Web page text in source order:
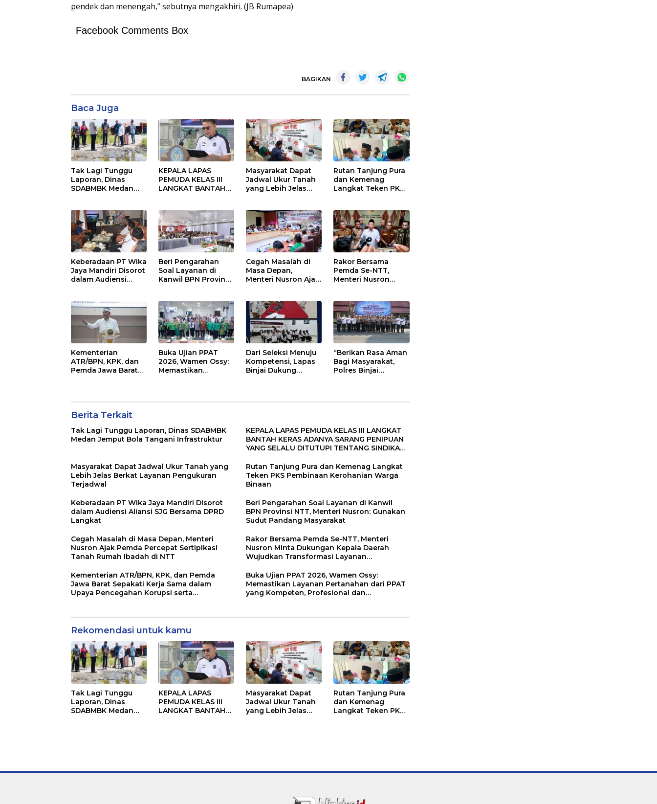
pendek dan menengah,” sebutnya mengakhiri. (JB Rumapea)
Facebook Comments Box
BAGIKAN
Baca Juga
Tak Lagi Tunggu
Laporan, Dinas
SDABMBK Medan
Infrastruktur
KEPALA LAPAS
PEMUDA KELAS III
LANGKAT BANTAH
YANG SELALU
DITUTUPI TENTANG
SINDIKAT PENIPU
PENJUALAN EMAS
Masyarakat Dapat
Jadwal Ukur Tanah
yang Lebih Jelas
Terjadwal
Rutan Tanjung Pura
dan Kemenag
Langkat Teken PKS
Binaan
Keberadaan PT Wika
Jaya Mandiri Disorot
dalam Audiensi
Beri Pengarahan
Soal Layanan di
Kanwil BPN Provinsi
Sudut Pandang
Masyarakat
Cegah Masalah di
Masa Depan,
Menteri Nusron Ajak
Rumah Ibadah di
NTT
Rakor Bersama
Pemda Se-NTT,
Menteri Nusron
Wujudkan
Transformasi
Layanan
Pertanahan
Kementerian
ATR/BPN, KPK, dan
Pemda Jawa Barat
Korupsi serta
Penguatan Ekonomi
Buka Ujian PPAT
2026, Wamen Ossy:
Memastikan
Kompeten,
Dari Seleksi Menuju
Kompetensi, Lapas
Binjai Dukung
“Berikan Rasa Aman
Bagi Masyarakat,
Polres Binjai
Berita Terkait
Tak Lagi Tunggu Laporan, Dinas SDABMBK
Medan Jemput Bola Tangani Infrastruktur
KEPALA LAPAS PEMUDA KELAS III LANGKAT
BANTAH KERAS ADANYA SARANG PENIPUAN
YANG SELALU DITUTUPI TENTANG SINDIKAT
Masyarakat Dapat Jadwal Ukur Tanah yang
Lebih Jelas Berkat Layanan Pengukuran
Terjadwal
Rutan Tanjung Pura dan Kemenag Langkat
Teken PKS Pembinaan Kerohanian Warga
Binaan
Keberadaan PT Wika Jaya Mandiri Disorot
dalam Audiensi Aliansi SJG Bersama DPRD
Langkat
Beri Pengarahan Soal Layanan di Kanwil
BPN Provinsi NTT, Menteri Nusron: Gunakan
Sudut Pandang Masyarakat
Cegah Masalah di Masa Depan, Menteri
Nusron Ajak Pemda Percepat Sertipikasi
Tanah Rumah Ibadah di NTT
Rakor Bersama Pemda Se-NTT, Menteri
Nusron Minta Dukungan Kepala Daerah
Wujudkan Transformasi Layanan
Kementerian ATR/BPN, KPK, dan Pemda
Jawa Barat Sepakati Kerja Sama dalam
Upaya Pencegahan Korupsi serta
Buka Ujian PPAT 2026, Wamen Ossy:
Memastikan Layanan Pertanahan dari PPAT
yang Kompeten, Profesional dan
Rekomendasi untuk kamu
Tak Lagi Tunggu
Laporan, Dinas
SDABMBK Medan
KEPALA LAPAS
PEMUDA KELAS III
LANGKAT BANTAH
Masyarakat Dapat
Jadwal Ukur Tanah
yang Lebih Jelas
Rutan Tanjung Pura
dan Kemenag
Langkat Teken PKS